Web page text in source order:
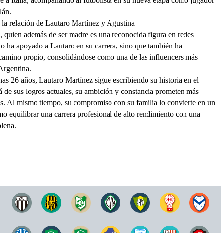
la relación de Lautaro Martínez y Agustina
quien además de ser madre es una reconocida figura en redes
ha apoyado a Lautaro en su carrera, sino que también ha
propio, consolidándose como una de las influencers más
26 años,Lautaro Martínez sigue escribiendo su historia en el
sus logros actuales, su ambición y constancia prometen más
Al mismo tiempo, su compromiso con su familia lo convierte en un
equilibrar una carrera profesional de alto rendimiento con una